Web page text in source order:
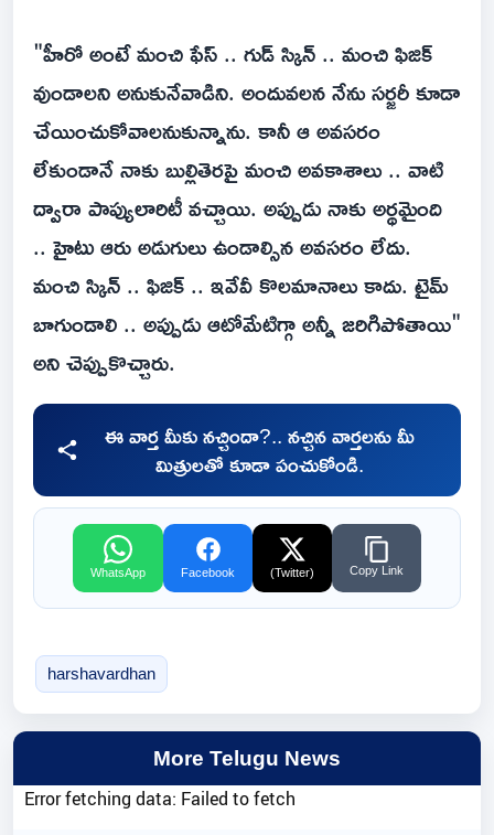
"హీరో అంటే మంచి ఫేస్ .. గుడ్ స్కిన్ .. మంచి ఫిజిక్
వుండాలని అనుకునేవాడిని. అందువలన నేను సర్జరీ కూడా
చేయించుకోవాలనుకున్నాను. కానీ ఆ అవసరం
లేకుండానే నాకు బుల్లితెరపై మంచి అవకాశాలు .. వాటి
ద్వారా పాప్యులారిటీ వచ్చాయి. అప్పుడు నాకు అర్థమైంది
.. హైటు ఆరు అడుగులు ఉండాల్సిన అవసరం లేదు.
మంచి స్కిన్ .. ఫిజిక్ .. ఇవేవీ కొలమానాలు కాదు. టైమ్
బాగుండాలి .. అప్పుడు ఆటోమేటిగ్గా అన్నీ జరిగిపోతాయి"
అని చెప్పుకొచ్చారు.
ఈ వార్త మీకు నచ్చిందా?.. నచ్చిన వార్తలను మీ
మిత్రులతో కూడా పంచుకోండి.
WhatsApp Facebook (Twitter) Copy Link
harshavardhan
More Telugu News
Error fetching data: Failed to fetch